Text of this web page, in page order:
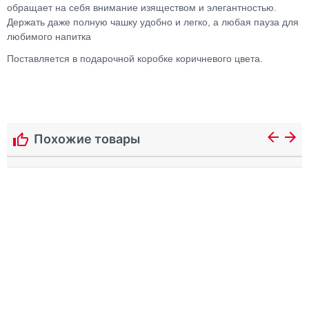
обращает на себя внимание изяществом и элегантностью.
Держать даже полную чашку удобно и легко, а любая пауза для
любимого напитка
Поставляется в подарочной коробке коричневого цвета.
Похожие товары